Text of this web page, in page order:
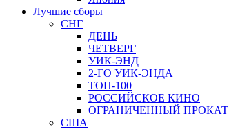
Лучшие сборы
СНГ
ДЕНЬ
ЧЕТВЕРГ
УИК-ЭНД
2-ГО УИК-ЭНДА
ТОП-100
РОССИЙСКОЕ КИНО
ОГРАНИЧЕННЫЙ ПРОКАТ
США